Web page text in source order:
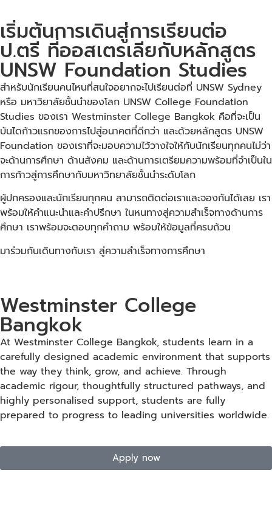
เริ่มต้นการเดินสู่การเรียนต่อ
ป.ตรี ที่ออสเตรเลียกับหลักสูตร
UNSW Foundation Studies
สำหรับนักเรียนคนไหนที่สนใจอยากจะไปเรียนต่อที่ UNSW Sydney
หรือ มหาวิยาลัยชั้นนำของโลก UNSW College Foundation
Studies ของเรา Westminster College Bangkok คือที่จะเป็น
บันไดก้าวแรกของการไปสู่อนาคตที่ดีกว่า และด้วยหลักสูตร UNSW
Foundation ของเราที่จะมอบความไว้วางใจให้กับนักเรียนทุกคนไม่ว่า
จะด้านการศึกษา ด้านสังคม และด้านการเตรียมความพร้อมที่จำเป็นใน
การก้าวสู่การศึกษากับมหาวิทยาลัยชั้นนำระดับโลก
ผู้ปกครองและนักเรียนทุกคน สามารถติดต่อเราและจองกันได้เลย เรา
พร้อมให้คำแนะนำและคำปรึกษา ในหนทางสู่ความสำเร็จทางด้านการ
ศึกษา เราพร้อมจะตอบทุกคำถาม พร้อมให้ข้อมูลที่ครบถ้วน
มาร่วมกันเดินทางกับเรา สู่ความสำเร็จทางการศึกษา
Westminster College
Bangkok
At Westminster College Bangkok, students learn in a
carefully designed academic environment that supports
the way they think, grow, and achieve. Through
academic rigour, thoughtfully structured pathways, and
highly personalised support, students are fully
prepared to progress to leading universities worldwide.
Apply now